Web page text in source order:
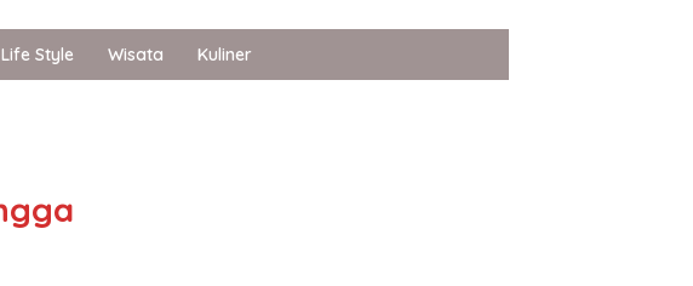
Life Style Wisata Kuliner